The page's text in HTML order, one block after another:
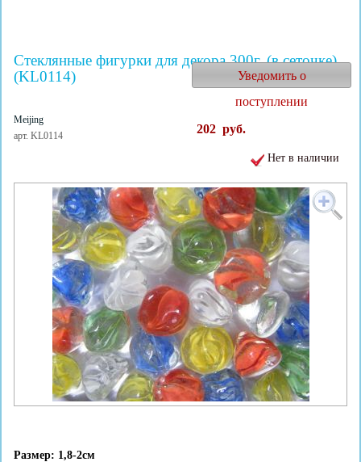
Стеклянные фигурки для декора 300г. (в сеточке)
(KL0114)
Meijing
арт. KL0114
Уведомить о
поступлении
202 руб.
Нет в наличии
Размер: 1,8-2см